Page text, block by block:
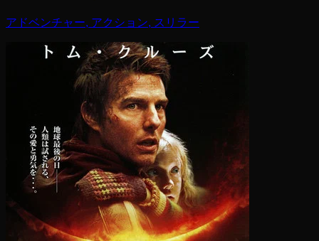
アドベンチャー, アクション, スリラー